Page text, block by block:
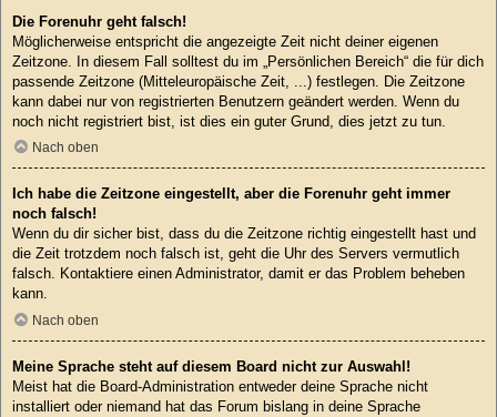
Die Forenuhr geht falsch!
Möglicherweise entspricht die angezeigte Zeit nicht deiner eigenen
Zeitzone. In diesem Fall solltest du im „Persönlichen Bereich“ die für dich
passende Zeitzone (Mitteleuropäische Zeit, ...) festlegen. Die Zeitzone
kann dabei nur von registrierten Benutzern geändert werden. Wenn du
noch nicht registriert bist, ist dies ein guter Grund, dies jetzt zu tun.
Nach oben
Ich habe die Zeitzone eingestellt, aber die Forenuhr geht immer
noch falsch!
Wenn du dir sicher bist, dass du die Zeitzone richtig eingestellt hast und
die Zeit trotzdem noch falsch ist, geht die Uhr des Servers vermutlich
falsch. Kontaktiere einen Administrator, damit er das Problem beheben
kann.
Nach oben
Meine Sprache steht auf diesem Board nicht zur Auswahl!
Meist hat die Board-Administration entweder deine Sprache nicht
installiert oder niemand hat das Forum bislang in deine Sprache